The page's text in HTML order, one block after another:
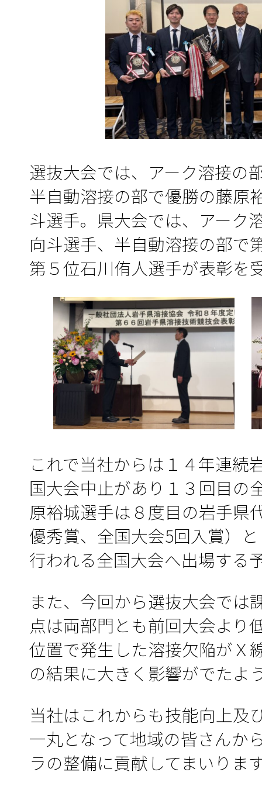
選抜大会では、アーク溶接の
半自動溶接の部で優勝の藤原
斗選手。県大会では、アーク
向斗選手、半自動溶接の部で
第５位石川侑人選手が表彰を
これで当社からは１４年連続
国大会中止があり１３回目の
原裕城選手は８度目の岩手県
優秀賞、全国大会5回入賞）
行われる全国大会へ出場する
また、今回から選抜大会では
点は両部門とも前回大会より
位置で発生した溶接欠陥がＸ
の結果に大きく影響がでたよ
当社はこれからも技能向上及
一丸となって地域の皆さんか
ラの整備に貢献してまいりま